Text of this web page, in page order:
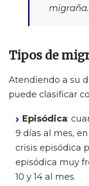
migraña.
Tipos de
Atendiendo a su
puede clasificar
Episódica:
9 días al mes,
crisis episódica
episódica muy
10 y 14 al mes.